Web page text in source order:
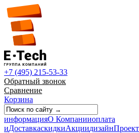
+7 (495) 215-53-33
Обратный звонок
Сравнение
Корзина
информацияО Компанииоплата
иДоставкаскидкиАкциидизайнПроект